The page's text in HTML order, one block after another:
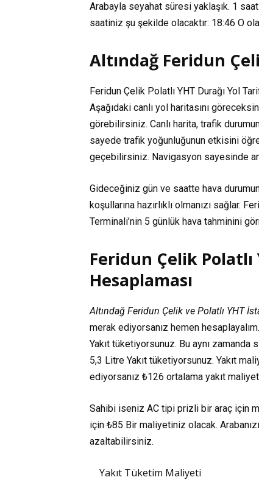
Arabayla seyahat süresi yaklaşık. 1
saatiniz şu şekilde olacaktır: 18:46 O
Altındağ Feridun
Feridun Çelik Polatlı YHT Durağı Yol
Aşağıdaki canlı yol haritasını
görebilirsiniz. Canlı harita, trafik
sayede trafik yoğunluğunun etkisini
geçebilirsiniz. Navigasyon sayesinde
Gideceğiniz gün ve saatte hava
koşullarına hazırlıklı olmanızı sağlar.
Terminali’nin 5 günlük hava tahminini
Feridun Çelik Polatlı
Hesaplaması
Altındağ Feridun Çelik ve Polatlı YHT
merak ediyorsanız hemen
Yakıt tüketiyorsunuz. Bu aynı zamanda
5,3 Litre Yakıt tüketiyorsunuz. Yakıt
ediyorsanız ₺126 ortalama yakıt
Sahibi iseniz AC tipi prizli bir araç için
için ₺85 Bir maliyetiniz olacak.
azaltabilirsiniz.
Yakıt Tüketim Maliyeti